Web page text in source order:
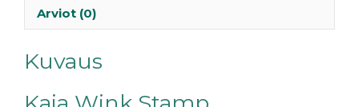
Arviot (0)
Kuvaus